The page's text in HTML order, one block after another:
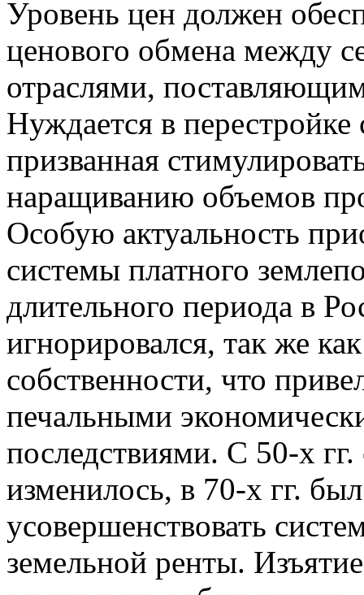
Уровень цен должен
ценового обмена между
отраслями,
Нуждается в
призванная
наращиванию объемов
Особую актуальность
системы платного
длительного периода в
игнорировался, так же
собственности, что
печальными
последствиями. С 50-х
изменилось, в 70-х гг.
усовершенствовать
земельной ренты.